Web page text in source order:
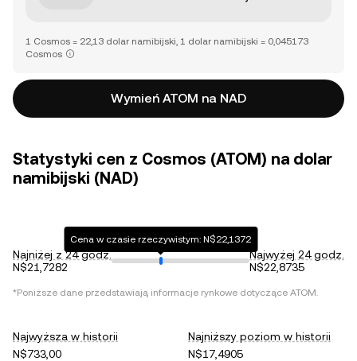
1 Cosmos = 22,13 dolar namibijski, 1 dolar namibijski = 0,045173
Cosmos
Wymień ATOM na NAD
Statystyki cen z Cosmos (ATOM) na dolar
namibijski (NAD)
Najniżej z 24 godz.
N$21,7282
Cena w czasie rzeczywistym: N$22,1372
Najwyżej 24 godz.
N$22,8735
*Poniższe dane przedstawiają informacje rynkowe dotyczące ATOM.
Najwyższa w historii
N$733,00
Najniższy poziom w historii
N$17,4905